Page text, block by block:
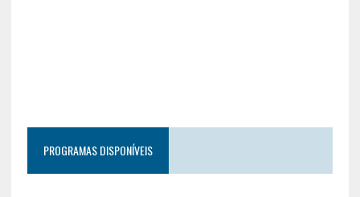
PROGRAMAS DISPONÍVEIS